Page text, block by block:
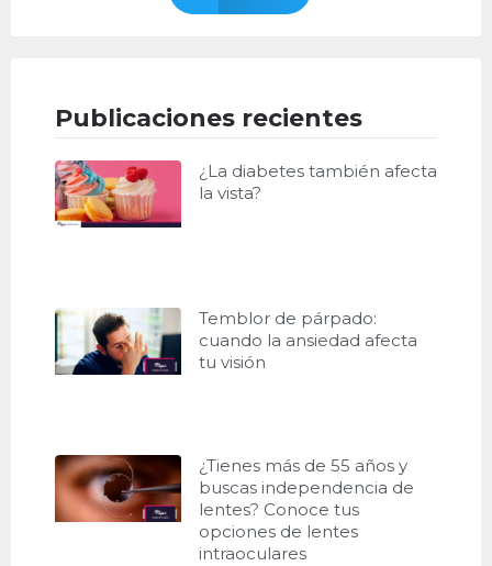
Publicaciones recientes
¿La diabetes también afecta
la vista?
Temblor de párpado:
cuando la ansiedad afecta
tu visión
¿Tienes más de 55 años y
buscas independencia de
lentes? Conoce tus
opciones de lentes
intraoculares